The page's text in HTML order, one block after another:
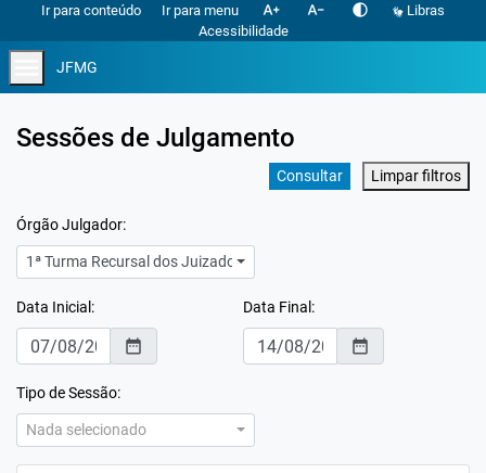
Ir para conteúdo Ir para menu text_increase text_decrease contrast
Libras
Acessibilidade
JFMG
Sessões de Julgamento
Consultar Limpar filtros
Órgão Julgador:
1ª Turma Recursal dos Juizados Especiais Federais de Minas Gerais
Data Inicial:
date_range
Data Final:
date_range
Tipo de Sessão:
Nada selecionado